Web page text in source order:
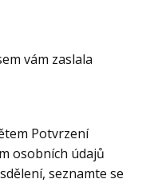
vám zaslala
Potvrzení
osobních údajů
seznamte se